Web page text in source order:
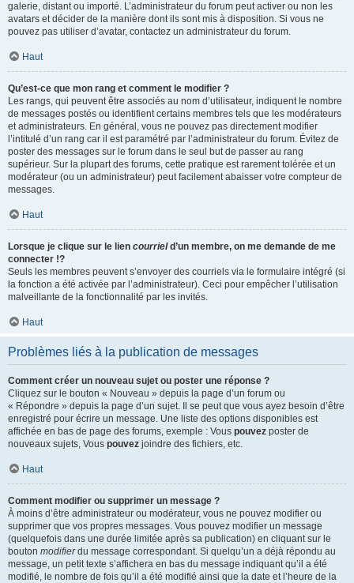
galerie, distant ou importé. L’administrateur du forum peut activer ou non les
avatars et décider de la manière dont ils sont mis à disposition. Si vous ne
pouvez pas utiliser d’avatar, contactez un administrateur du forum.
Haut
Qu’est-ce que mon rang et comment le modifier ?
Les rangs, qui peuvent être associés au nom d’utilisateur, indiquent le nombre
de messages postés ou identifient certains membres tels que les modérateurs
et administrateurs. En général, vous ne pouvez pas directement modifier
l’intitulé d’un rang car il est paramétré par l’administrateur du forum. Évitez de
poster des messages sur le forum dans le seul but de passer au rang
supérieur. Sur la plupart des forums, cette pratique est rarement tolérée et un
modérateur (ou un administrateur) peut facilement abaisser votre compteur de
messages.
Haut
Lorsque je clique sur le lien courrield’un membre, on me demande de me
connecter !?
Seuls les membres peuvent s’envoyer des courriels via le formulaire intégré (si
la fonction a été activée par l’administrateur). Ceci pour empêcher l’utilisation
malveillante de la fonctionnalité par les invités.
Haut
Problèmes liés à la publication de messages
Comment créer un nouveau sujet ou poster une réponse ?
Cliquez sur le bouton « Nouveau » depuis la page d’un forum ou
« Répondre » depuis la page d’un sujet. Il se peut que vous ayez besoin d’être
enregistré pour écrire un message. Une liste des options disponibles est
affichée en bas de page des forums, exemple : Vous pouvez poster de
nouveaux sujets, Vous pouvez joindre des fichiers, etc.
Haut
Comment modifier ou supprimer un message ?
À moins d’être administrateur ou modérateur, vous ne pouvez modifier ou
supprimer que vos propres messages. Vous pouvez modifier un message
(quelquefois dans une durée limitée après sa publication) en cliquant sur le
bouton modifierdu message correspondant. Si quelqu’un a déjà répondu au
message, un petit texte s’affichera en bas du message indiquant qu’il a été
modifié, le nombre de fois qu’il a été modifié ainsi que la date et l’heure de la